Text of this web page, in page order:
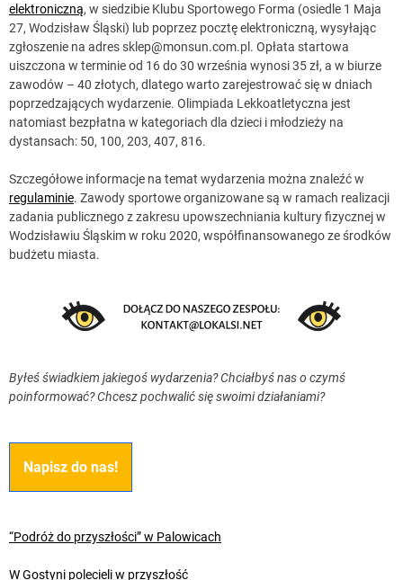
elektroniczną, w siedzibie Klubu Sportowego Forma (osiedle 1 Maja
27, Wodzisław Śląski) lub poprzez pocztę elektroniczną, wysyłając
zgłoszenie na adressklep@monsun.com.pl . Opłata startowa
uiszczona w terminie od 16 do 30 września wynosi 35 zł, a w biurze
zawodów – 40 złotych, dlatego warto zarejestrować się w dniach
poprzedzających wydarzenie. Olimpiada Lekkoatletyczna jest
natomiast bezpłatna w kategoriach dla dzieci i młodzieży na
dystansach: 50, 100, 203, 407, 816.
Szczegółowe informacje na temat wydarzenia można znaleźć w
regulaminie. Zawody sportowe organizowane są w ramach realizacji
zadania publicznego z zakresu upowszechniania kultury fizycznej w
Wodzisławiu Śląskim w roku 2020, współfinansowanego ze środków
budżetu miasta.
Byłeś świadkiem jakiegoś wydarzenia? Chciałbyś nas o czymś
poinformować? Chcesz pochwalić się swoimi działaniami?
Napisz do nas!
“Podróż do przyszłości” w Palowicach
W Gostyni polecieli w przyszłość